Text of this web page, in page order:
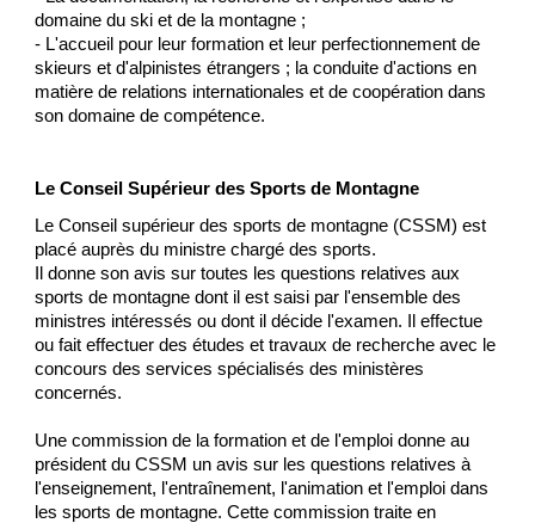
domaine du ski et de la montagne ;
- L'accueil pour leur formation et leur perfectionnement de
skieurs et d'alpinistes étrangers ; la conduite d'actions en
matière de relations internationales et de coopération dans
son domaine de compétence.
Le Conseil Supérieur des Sports de Montagne
Le Conseil supérieur des sports de montagne (CSSM) est
placé auprès du ministre chargé des sports.
Il donne son avis sur toutes les questions relatives aux
sports de montagne dont il est saisi par l'ensemble des
ministres intéressés ou dont il décide l'examen. Il effectue
ou fait effectuer des études et travaux de recherche avec le
concours des services spécialisés des ministères
concernés.
Une commission de la formation et de l'emploi donne au
président du CSSM un avis sur les questions relatives à
l'enseignement, l'entraînement, l'animation et l'emploi dans
les sports de montagne. Cette commission traite en